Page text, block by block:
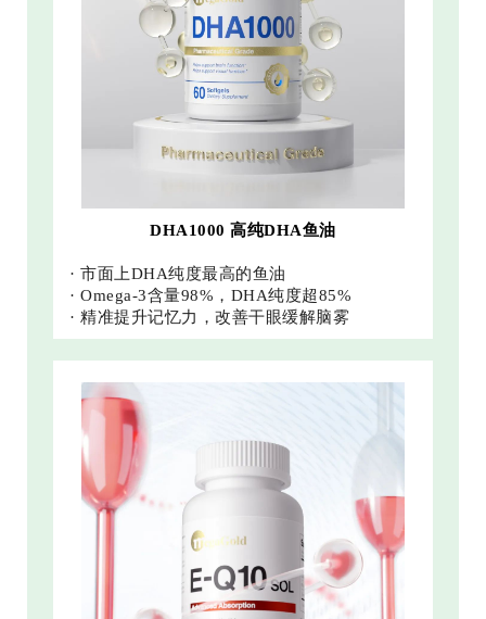
DHA1000 高纯DHA鱼油
· 市面上DHA纯度最高的鱼油
· Omega-3含量98%，DHA纯度超85%
· 精准提升记忆力，改善干眼缓解脑雾